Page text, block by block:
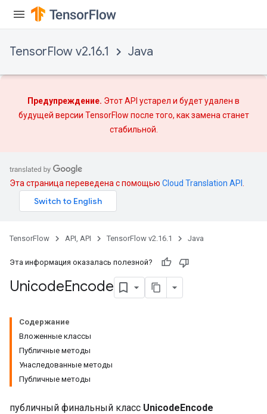
TensorFlow v2.16.1 Java
Предупреждение. Этот API устарел и будет удален в
будущей версии TensorFlow после того, какзамена станет
стабильной.
Эта страница переведена с помощью Cloud Translation API
TensorFlow API, API TensorFlow v2.16.1 Java
Эта информация оказалась полезной?
UnicodeEncode
Содержание
Вложенные классы
Публичные методы
Унаследованные методы
Публичные методы
публичный финальный класс UnicodeEncode